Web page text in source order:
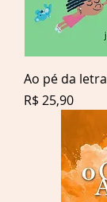
Ao pé da letra
Preço
R$ 25,90